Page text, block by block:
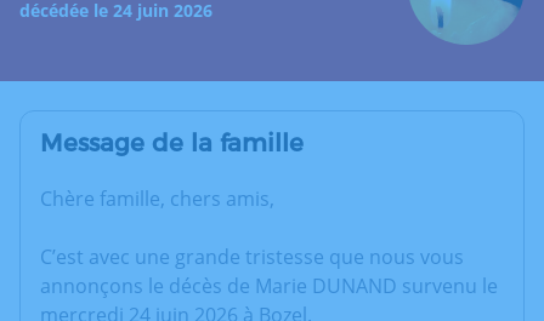
décédée le 24 juin 2026
Message de la famille
Chère famille, chers amis,
C’est avec une grande tristesse que nous vous
annonçons le décès de Marie DUNAND survenu le
mercredi 24 juin 2026 à Bozel.